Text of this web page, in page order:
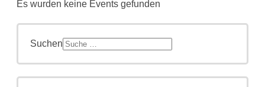
Es wurden keine Events gefunden
Suchen